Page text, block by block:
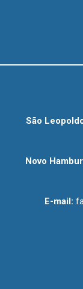
São
Novo
E-mail: